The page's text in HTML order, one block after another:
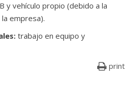
y vehículo propio (debido a la
empresa).
trabajo en equipo y
print